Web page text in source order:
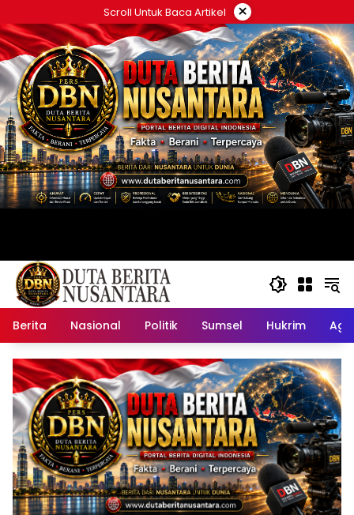
ke
konten
Scroll Untuk Baca Artikel ×
Berita Nasional Politik Sumsel Hukrim